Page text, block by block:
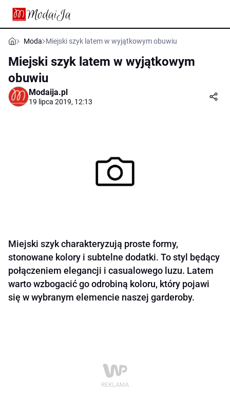
Moda Miejski szyk latem w wyjątkowym obuwiu
Miejski szyk latem w wyjątkowym
obuwiu
Modaija.pl
19 lipca 2019, 12:13
Miejski szyk charakteryzują proste formy,
stonowane kolory i subtelne dodatki. To styl będący
połączeniem elegancji i casualowego luzu. Latem
warto wzbogacić go odrobiną koloru, który pojawi
się w wybranym elemencie naszej garderoby.